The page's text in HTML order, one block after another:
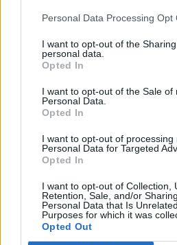
Personal Data Processing Opt
I want to opt-out of the
personal data.
Opted In
I want to opt-out of the Sale of
Personal Data.
Opted In
I want to opt-out of processing
Personal Data for Targeted
Opted In
I want to opt-out of Collection,
Retention, Sale, and/or
Personal Data that Is
Purposes for which it was
Opted Out
ΚΗΠΟΣ,Συσκευές,
Από το πρώτο drive in cinema που
των ΗΠΑ ως τις μέρες …
16 Ιουλίου 2015
ΚΗΠΟΣ
Φτιάξε μια αιώρα για τον κήπο σου
Αυτό που λείπει από την αυλή σου ή
αρκετά μεγάλο, είναι μια αιώρα …